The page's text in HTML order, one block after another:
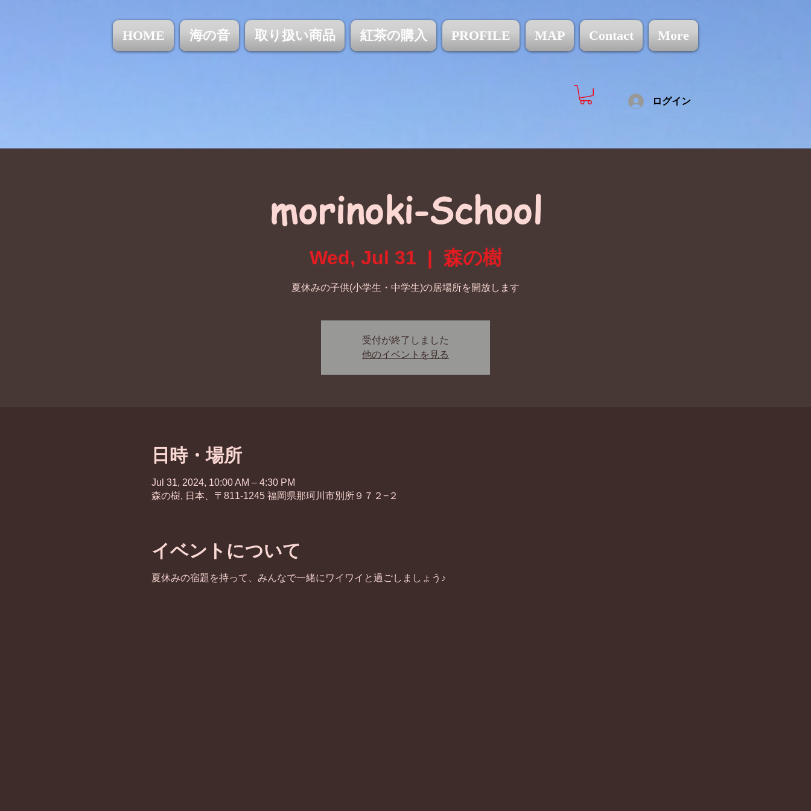
HOME 海の音 取り扱い商品 紅茶の購入 PROFILE MAP Contact More
ログイン
morinoki-School
Wed, Jul 31
  |
森の樹
夏休みの子供(小学生・中学生)の居場所を開放します
受付が終了しました
他のイベントを見る
日時・場所
Jul 31, 2024, 10:00 AM – 4:30 PM
森の樹, 日本、〒811-1245 福岡県那珂川市別所９７２−２
イベントについて
夏休みの宿題を持って、みんなで一緒にワイワイと過ごしましょう♪